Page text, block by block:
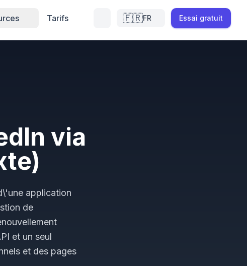
Tarifs 🇫🇷FR Essai gratuit
via
application
de
et un seul
et des pages